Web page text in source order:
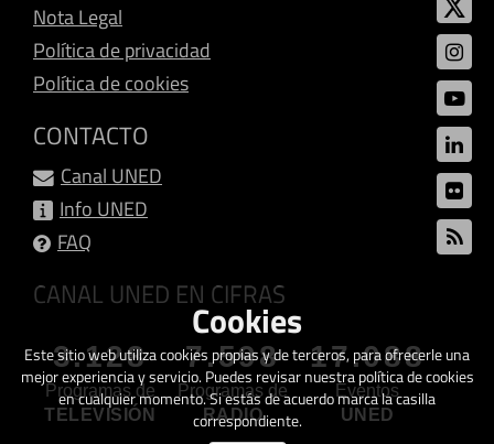
Nota Legal
Política de privacidad
Política de cookies
CONTACTO
Canal UNED
Info UNED
FAQ
CANAL UNED EN CIFRAS
3.128
Programas de
TELEVISIÓN
7.598
Programas de
RADIO
17.088
Eventos
UNED
Cookies
Este sitio web utiliza cookies propias y de terceros, para ofrecerle una
mejor experiencia y servicio. Puedes revisar nuestra política de cookies
en cualquier momento. Si estás de acuerdo marca la casilla
correspondiente.